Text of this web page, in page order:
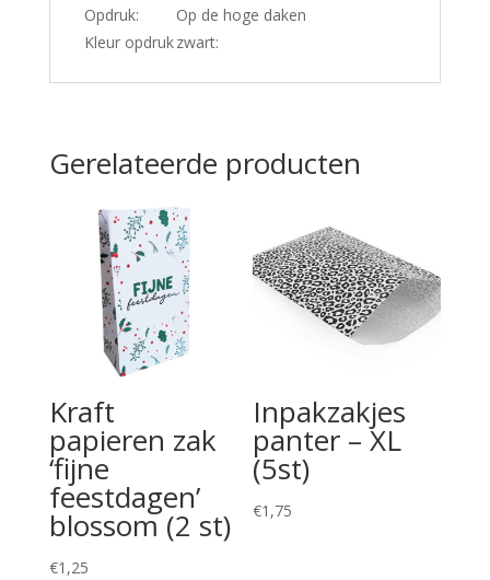
Opdruk:
Op de hoge daken
Kleur opdrukzwart:
Gerelateerde producten
Kraft
papieren zak
‘fijne
feestdagen’
blossom (2 st)
€1,25
Inpakzakjes
panter – XL
(5st)
€1,75